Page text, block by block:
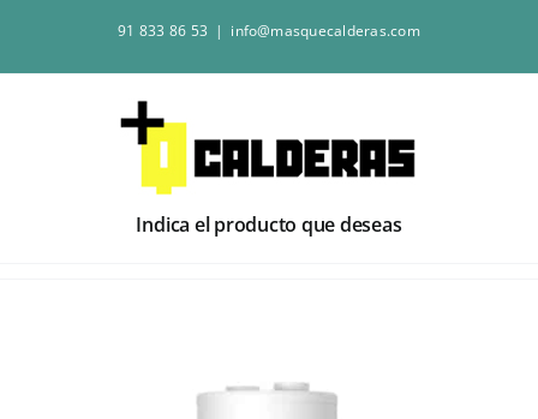
contenido
91 833 86 53 | info@masquecalderas.com
Indica el producto que deseas